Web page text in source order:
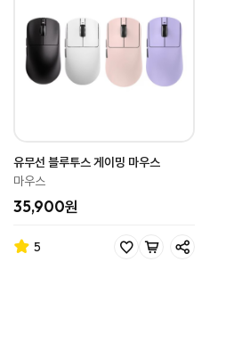
유무선 블루투스 게이밍 마우스
마우스
35,900원
5